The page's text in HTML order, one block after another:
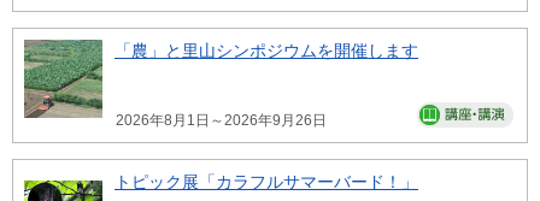
「農」と里山シンポジウムを開催します
2026年8月1日～2026年9月26日
トピック展「カラフルサマーバード！」